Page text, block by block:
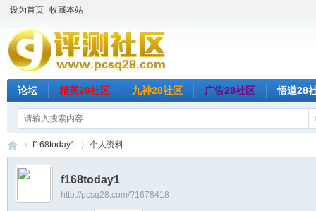
设为首页 收藏本站
论坛 精英28社区 九神28社区 广告28社区 悟道28
›
f168today1 个人资料
f168today1
http://pcsq28.com/?1678418